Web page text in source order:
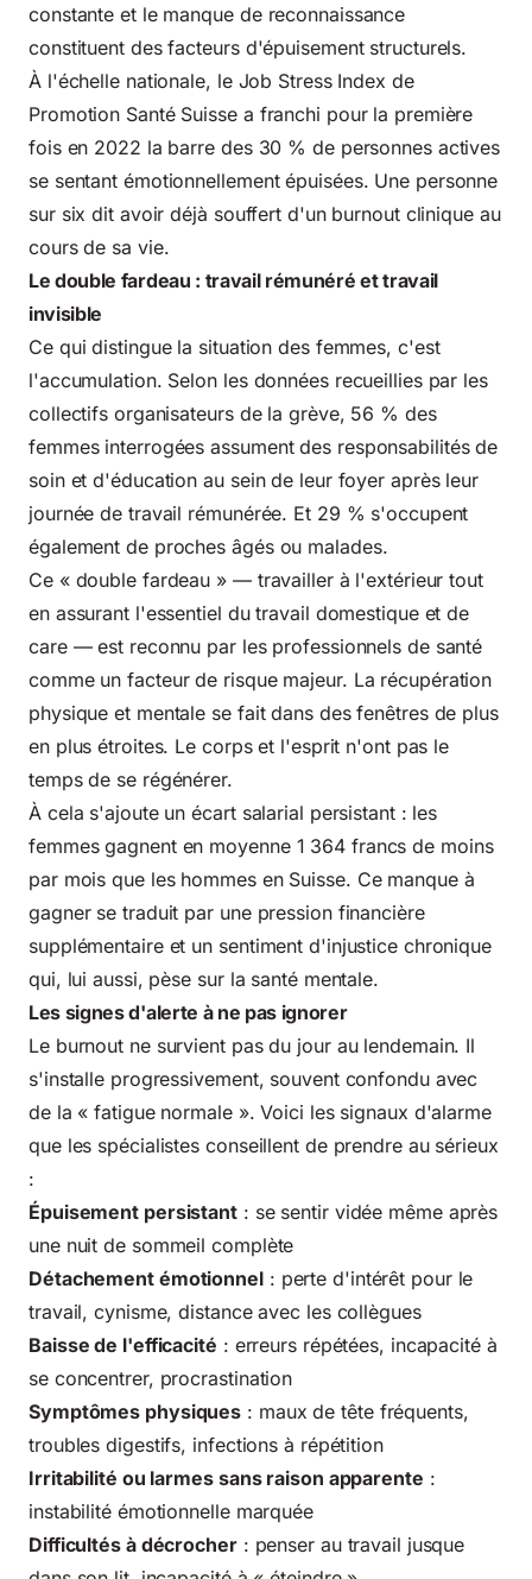
constante et le manque de reconnaissance
constituent des facteurs d'épuisement structurels.
À l'échelle nationale, le Job Stress Index de
Promotion Santé Suisse a franchi pour la première
fois en 2022 la barre des 30 % de personnes actives
se sentant émotionnellement épuisées. Une personne
sur six dit avoir déjà souffert d'un burnout clinique au
cours de sa vie.
Le double fardeau : travail rémunéré et travail
invisible
Ce qui distingue la situation des femmes, c'est
l'accumulation. Selon les données recueillies par les
collectifs organisateurs de la grève, 56 % des
femmes interrogées assument des responsabilités de
soin et d'éducation au sein de leur foyer après leur
journée de travail rémunérée. Et 29 % s'occupent
également de proches âgés ou malades.
Ce « double fardeau » — travailler à l'extérieur tout
en assurant l'essentiel du travail domestique et de
care — est reconnu par les professionnels de santé
comme un facteur de risque majeur. La récupération
physique et mentale se fait dans des fenêtres de plus
en plus étroites. Le corps et l'esprit n'ont pas le
temps de se régénérer.
À cela s'ajoute un écart salarial persistant : les
femmes gagnent en moyenne 1 364 francs de moins
par mois que les hommes en Suisse. Ce manque à
gagner se traduit par une pression financière
supplémentaire et un sentiment d'injustice chronique
qui, lui aussi, pèse sur la santé mentale.
Les signes d'alerte à ne pas ignorer
Le burnout ne survient pas du jour au lendemain. Il
s'installe progressivement, souvent confondu avec
de la « fatigue normale ». Voici les signaux d'alarme
que les spécialistes conseillent de prendre au sérieux
:
Épuisement persistant: se sentir vidée même après
une nuit de sommeil complète
Détachement émotionnel: perte d'intérêt pour le
travail, cynisme, distance avec les collègues
Baisse de l'efficacité : erreurs répétées, incapacité à
se concentrer, procrastination
Symptômes physiques : maux de tête fréquents,
troubles digestifs, infections à répétition
Irritabilité ou larmes sans raison apparente :
instabilité émotionnelle marquée
Difficultés à décrocher: penser au travail jusque